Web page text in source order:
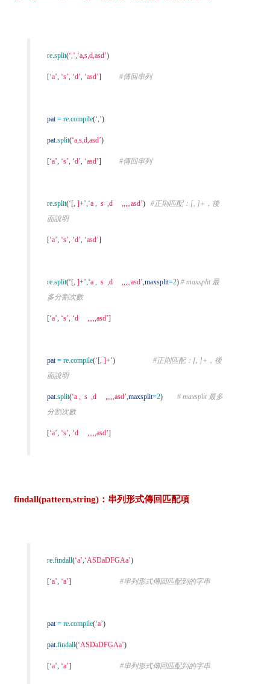
re.split(‘,’,‘a,s,d,asd’)
[‘a’, ‘s’, ‘d’, ‘asd’] #傳回串列
pat= re.compile(‘,’)
pat.split(‘a,s,d,asd’)
[‘a’, ‘s’, ‘d’, ‘asd’] #傳回串列
re.split(‘[, ]+’,‘a , s ,d ,,,,,asd’)
#正則匹配：[, ]+，後
面說明
[‘a’, ‘s’, ‘d’, ‘asd’]
re.split(‘[, ]+’,‘a , s ,d ,,,,,asd’,maxsplit=2) # maxsplit 最
多分割次數
[‘a’, ‘s’, ‘d ,,,,,asd’]
pat= re.compile(‘[, ]+’)
#正則匹配：[, ]+，後
面說明
pat.split(‘a , s ,d ,,,,,asd’,maxsplit=2)
# maxsplit 最多
分割次數
[‘a’, ‘s’, ‘d ,,,,,asd’]
findall(pattern,string)：串列形式傳回匹配項
re.findall(‘a’,‘ASDaDFGAa’)
[‘a’, ‘a’] #串列形式傳回匹配到的字串
pat= re.compile(‘a’)
pat.findall(‘ASDaDFGAa’)
[‘a’, ‘a’] #串列形式傳回匹配到的字串